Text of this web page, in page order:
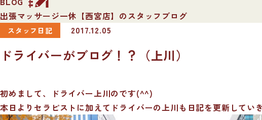
出張マッサージ一休【西宮店】のスタッフブログ
スタッフ日記 2017.12.05
ドライバーがブログ！？（上川）
初めまして、ドライバー上川のです(^^)
本日よりセラピストに加えてドライバーの上川も日記を更新してい